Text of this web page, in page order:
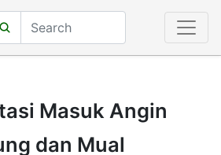
Masuk Angin
dan Mual